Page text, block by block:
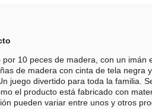
10 peces de madera, con un imán
de madera con cinta de tela negra
juego divertido para toda la familia.
el producto está fabricado con
pueden variar entre unos y otros